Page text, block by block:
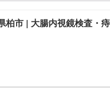
柏市 | 大腸内視鏡検査・